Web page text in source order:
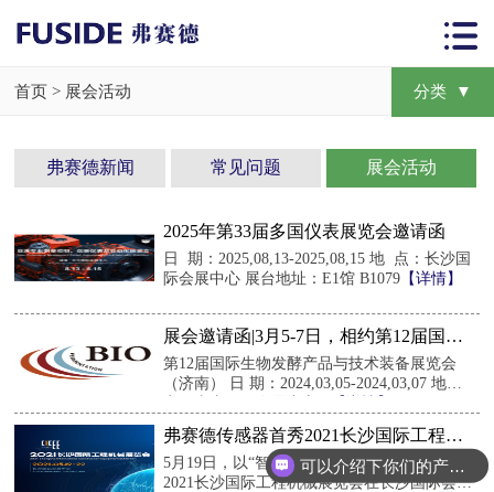
首页 > 展会活动 分类 ▼
弗赛德新闻 常见问题 展会活动
2025年第33届多国仪表展览会邀请函
日 期：2025,08,13-2025,08,15 地 点：长沙国
际会展中心 展台地址：E1馆 B1079
展会邀请函|3月5-7日，相约第12届国际
生物发酵产品与技术装备展览会（济
南）
第12届国际生物发酵产品与技术装备展览会
（济南） 日 期：2024,03,05-2024,03,07 地
弗赛德传感器首秀2021长沙国际工程机
械展
5月19日，以“智能化新一代工程机械”为主题的
2021长沙国际工程机械展览会在长沙国际会展
可以介绍下你们的产品么？